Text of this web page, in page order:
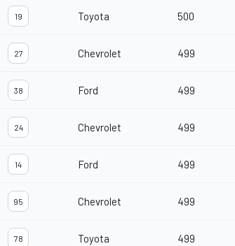
19 Toyota 500
27 Chevrolet 499
38 Ford 499
24 Chevrolet 499
14 Ford 499
95 Chevrolet 499
78 Toyota 499